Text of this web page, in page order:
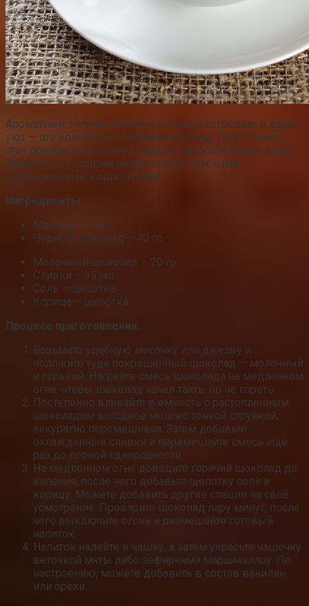
Ароматный, тягучий напиток, который согревает и дарит
уют — это конечно же горячий шоколад. Приготовить
этот прекрасный напиток можно самостоятельно дома.
Запаситесь хорошим настроением, нужными
ингредиентами и приступайте!
Ингредиенты:
Молоко – 1 ст.
Черный шоколад – 40 гр.
Молочный шоколад – 20 гр.
Сливки – 35 мл.
Соль – щепотка
Корица – щепотка
Процесс приготовления:
Возьмите удобную мисочку или джезву и
положите туда покрошенный шоколад — молочный
и горький. Нагрейте смесь шоколада на медленном
огне, чтобы шоколад начал таять, но не гореть.
Постепенно вливайте в емкость с растопленным
шоколадом холодное молоко тонкой струйкой,
аккуратно перемешивая. Затем добавьте
охлажденные сливки и перемешайте смесь ещё
раз до полной однородности.
На медленном огне доведите горячий шоколад до
кипения, после чего добавьте щепотку соли и
корицу. Можете добавить другие специи на своё
усмотрение. Проварите шоколад пару минут, после
чего выключите огонь и размешайте готовый
напиток.
Напиток налейте в чашку, а затем украсьте чашечку
веточкой мяты либо зефирками маршмэллоу. По
настроению, можете добавить в состав ванилин
или орехи.